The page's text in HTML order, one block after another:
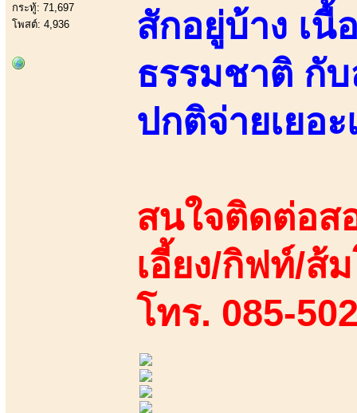
กระทู้: 71,697
โพสต์: 4,936
สักอยู่บ้าง เ
ธรรมชาติ กั
ปกติจ่ายเยอ
สนใจติดต่อส
เอี้ยง/กิฟท์/ส้
โทร. 085-